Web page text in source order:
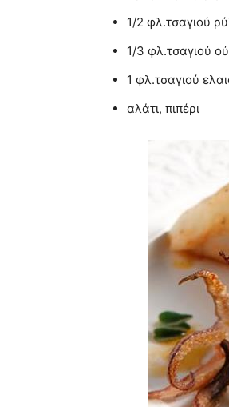
1/2 φλ.τσαγιού
1/3 φλ.τσαγιού
1 φλ.τσαγιού
αλάτι, πιπέρι